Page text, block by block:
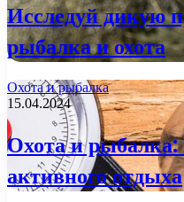
Исследуй дикую
рыбалка и охота
Охота и рыбалка
15.04.2024
Охота и рыбалка:
активного отдыха